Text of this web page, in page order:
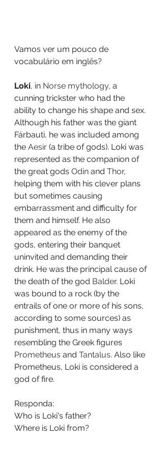
Vamos ver um pouco de
vocabulário em inglês?
Loki, in Norse mythology, a
cunning trickster who had the
ability to change his shape and sex.
Although his father was the giant
Fárbauti, he was included among
the Aesir (a tribe of gods). Loki was
represented as the companion of
the great gods Odin and Thor,
helping them with his clever plans
but sometimes causing
embarrassment and difficulty for
them and himself. He also
appeared as the enemy of the
gods, entering their banquet
uninvited and demanding their
drink. He was the principal cause of
the death of the god Balder. Loki
was bound to a rock (by the
entrails of one or more of his sons,
according to some sources) as
punishment, thus in many ways
resembling the Greek figures
Prometheus and Tantalus. Also like
Prometheus, Loki is considered a
god of fire.
Responda:
Who is Loki's father?
Where is Loki from?